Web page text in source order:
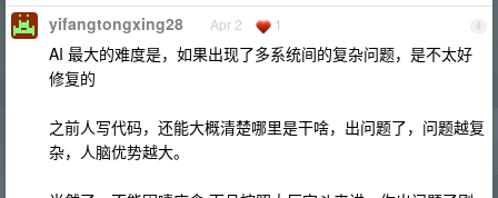
4
yifangtongxing28 Apr 2 1
AI 最大的难度是，如果出现了多系统间的复杂问题，是不太好
修复的
之前人写代码，还能大概清楚哪里是干啥，出问题了，问题越复
杂，人脑优势越大。